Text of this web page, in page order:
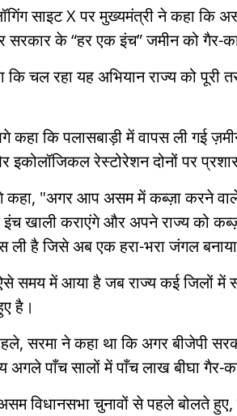
साइट X पर मुख्यमंत्री ने कहा कि
सरकार के “हर एक इंच” जमीन को गैर-
कि चल रहा यह अभियान राज्य को
कहा कि पलासबाड़ी में वापस ली गई
इकोलॉजिकल रेस्टोरेशन दोनों पर
कहा, "अगर आप असम में कब्ज़ा करने वाले
खाली कराएंगे और अपने राज्य को
ली है जिसे अब एक हरा-भरा जंगल
समय में आया है जब राज्य कई जिलों में
है।
सरमा ने कहा था कि अगर बीजेपी
अगले पाँच सालों में पाँच लाख बीघा गैर-
विधानसभा चुनावों से पहले बोलते हुए,